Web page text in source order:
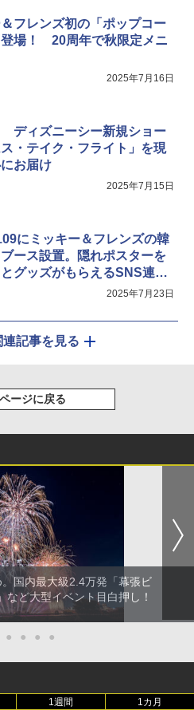
フレンズ初の「ポップコー
登場！ 20周年で秋限定メニ
2025年7月16日
ディズニーシー新規ショー
ス・テイク・フライト」を現
お届け
2025年7月15日
にミッキー＆フレンズの韓
ース設置。隠れポスターを
グッズがもらえるSNS連動
2025年7月23日
連記事を見る
ージに戻る
国内最大級2.4万発「幕張ビ
など大型イベント目白押し！
● ● ● ●
1週間 1カ月